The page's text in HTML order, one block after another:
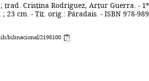
trad. Cristina Rodriguez, Artur Guerra. - 1ª
23 cm. - Tít. orig.: Páradais. - ISBN 978-
bibnacional/2198100